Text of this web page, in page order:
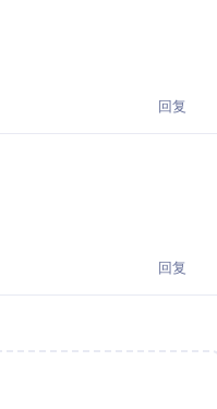
回复
回复